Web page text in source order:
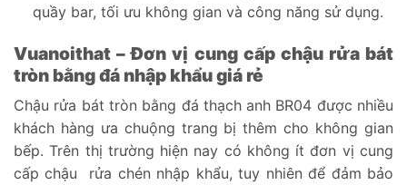
quầy bar, tối ưu không gian và công năng sử dụng.
Vuanoithat – Đơn vị cung cấp chậu rửa bát
tròn bằng đá nhập khẩu giá rẻ
Chậu rửa bát tròn bằng đá thạch anh BR04 được nhiều
khách hàng ưa chuộng trang bị thêm cho không gian
bếp. Trên thị trường hiện nay có không ít đơn vị cung
cấp chậu rửa chén nhập khẩu, tuy nhiên để đảm bảo